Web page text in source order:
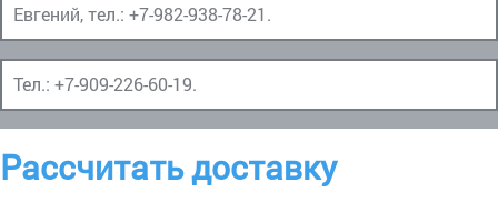
Евгений, тел.: +7-982-938-78-21.
Тел.: +7-909-226-60-19.
Рассчитать доставку